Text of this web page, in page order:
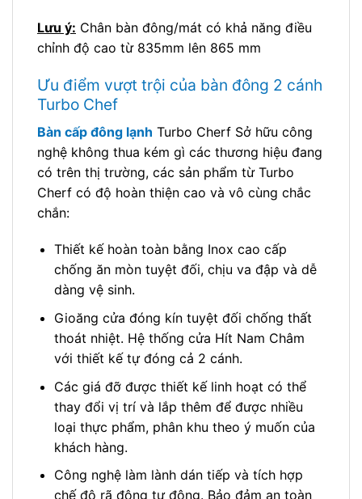
Lưu ý: Chân bàn đông/mát có khả năng điều
chỉnh độ cao từ 835mm lên 865 mm
Ưu điểm vượt trội của bàn đông 2 cánh
Turbo Chef
Bàn cấp đông lạnh Turbo Cherf Sở hữu công
nghệ không thua kém gì các thương hiệu đang
có trên thị trường, các sản phẩm từ Turbo
Cherf có độ hoàn thiện cao và vô cùng chắc
chắn:
Thiết kế hoàn toàn bằng Inox cao cấp
chống ăn mòn tuyệt đối, chịu va đập và dễ
dàng vệ sinh.
Gioăng cửa đóng kín tuyệt đối chống thất
thoát nhiệt. Hệ thống cửa Hít Nam Châm
với thiết kế tự đóng cả 2 cánh.
Các giá đỡ được thiết kế linh hoạt có thể
thay đổi vị trí và lắp thêm để được nhiều
loại thực phẩm, phân khu theo ý muốn của
khách hàng.
Công nghệ làm lành dán tiếp và tích hợp
chế độ rã đông tự động. Bảo đảm an toàn